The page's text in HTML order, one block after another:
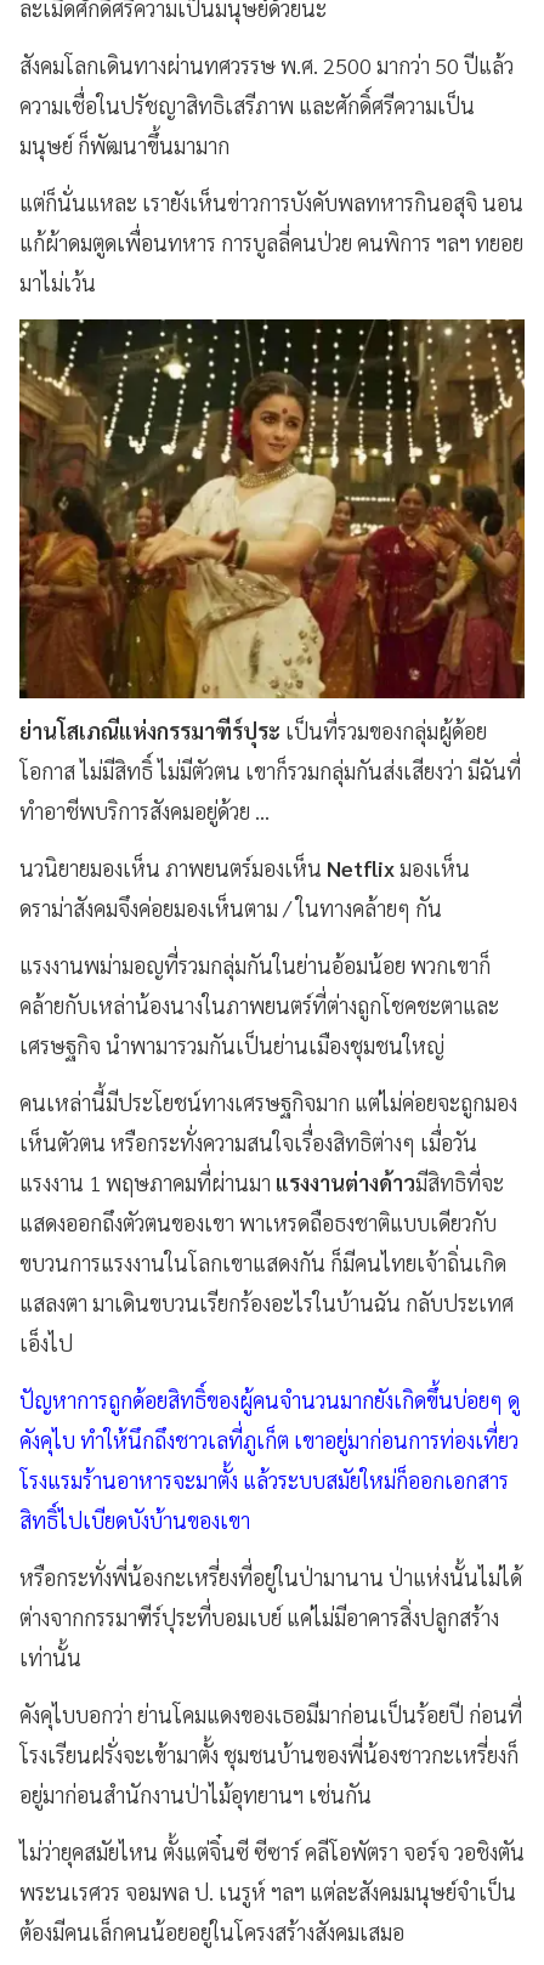
ละเมิดศักดิ์ศรีความเป็นมนุษย์ด้วยนะ
สังคมโลกเดินทางผ่านทศวรรษ พ.ศ. 2500 มากว่า 50 ปีแล้ว
ความเชื่อในปรัชญาสิทธิเสรีภาพ และศักดิ์ศรีความเป็น
มนุษย์ ก็พัฒนาขึ้นมามาก
แต่ก็นั่นแหละ เรายังเห็นข่าวการบังคับพลทหารกินอสุจิ นอน
แก้ผ้าดมตูดเพื่อนทหาร การบูลลี่คนป่วย คนพิการ ฯลฯ ทยอย
มาไม่เว้น
ย่านโสเภณีแห่งกรรมาฑีร์ปุระ เป็นที่รวมของกลุ่มผู้ด้อย
โอกาส ไม่มีสิทธิ์ ไม่มีตัวตน เขาก็รวมกลุ่มกันส่งเสียงว่า มีฉันที่
ทำอาชีพบริการสังคมอยู่ด้วย ...
นวนิยายมองเห็น ภาพยนตร์มองเห็น Netflixมองเห็น
ดราม่าสังคมจึงค่อยมองเห็นตาม / ในทางคล้ายๆ กัน
แรงงานพม่ามอญที่รวมกลุ่มกันในย่านอ้อมน้อย พวกเขาก็
คล้ายกับเหล่าน้องนางในภาพยนตร์ที่ต่างถูกโชคชะตาและ
เศรษฐกิจ นำพามารวมกันเป็นย่านเมืองชุมชนใหญ่
คนเหล่านี้มีประโยชน์ทางเศรษฐกิจมาก แต่ไม่ค่อยจะถูกมอง
เห็นตัวตน หรือกระทั่งความสนใจเรื่องสิทธิต่างๆ เมื่อวัน
แรงงาน 1 พฤษภาคมที่ผ่านมา แรงงานต่างด้าวมีสิทธิที่จะ
แสดงออกถึงตัวตนของเขา พาเหรดถือธงชาติแบบเดียวกับ
ขบวนการแรงงานในโลกเขาแสดงกัน ก็มีคนไทยเจ้าถิ่นเกิด
แสลงตา มาเดินขบวนเรียกร้องอะไรในบ้านฉัน กลับประเทศ
เอ็งไป
ปัญหาการถูกด้อยสิทธิ์ของผู้คนจำนวนมากยังเกิดขึ้นบ่อยๆ ดู
คังคุไบ ทำให้นึกถึงชาวเลที่ภูเก็ต เขาอยู่มาก่อนการท่องเที่ยว
โรงแรมร้านอาหารจะมาตั้ง แล้วระบบสมัยใหม่ก็ออกเอกสาร
สิทธิ์ไปเบียดบังบ้านของเขา
หรือกระทั่งพี่น้องกะเหรี่ยงที่อยู่ในป่ามานาน ป่าแห่งนั้นไม่ได้
ต่างจากกรรมาฑีร์ปุระที่บอมเบย์ แค่ไม่มีอาคารสิ่งปลูกสร้าง
เท่านั้น
คังคุไบบอกว่า ย่านโคมแดงของเธอมีมาก่อนเป็นร้อยปี ก่อนที่
โรงเรียนฝรั่งจะเข้ามาตั้ง ชุมชนบ้านของพี่น้องชาวกะเหรี่ยงก็
อยู่มาก่อนสำนักงานป่าไม้อุทยานฯ เช่นกัน
ไม่ว่ายุคสมัยไหน ตั้งแต่จิ๋นซี ซีซาร์ คลีโอพัตรา จอร์จ วอชิงตัน
พระนเรศวร จอมพล ป. เนรูห์ ฯลฯ แต่ละสังคมมนุษย์จำเป็น
ต้องมีคนเล็กคนน้อยอยู่ในโครงสร้างสังคมเสมอ